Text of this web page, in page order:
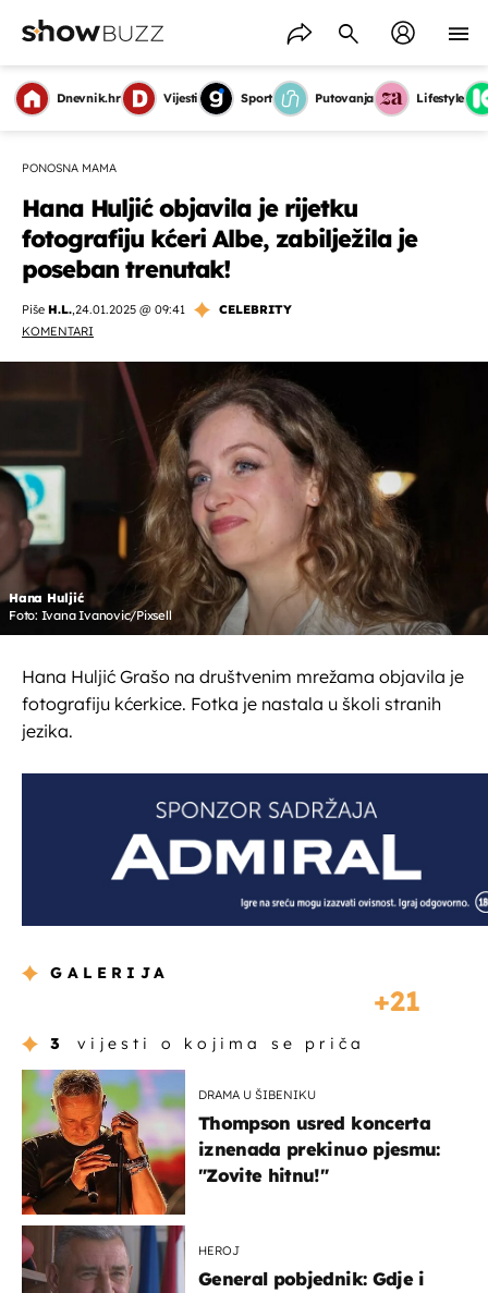
Dnevnik.hr Vijesti Sport Putovanja Lifestyle
PONOSNA MAMA
Hana Huljić objavila je rijetku
fotografiju kćeri Albe, zabilježila je
poseban trenutak!
Piše H.L.,24.01.2025 @ 09:41
CELEBRITY
KOMENTARI
Hana Huljić
Foto: Ivana Ivanovic/Pixsell
Hana Huljić Grašo na društvenim mrežama objavila je
fotografiju kćerkice. Fotka je nastala u školi stranih
jezika.
GALERIJA
21
3 vijesti o kojima se priča
DRAMA U ŠIBENIKU
Thompson usred koncerta
iznenada prekinuo pjesmu:
"Zovite hitnu!"
HEROJ
General pobjednik: Gdje i
OMOGUĆI OBAVIJESTI